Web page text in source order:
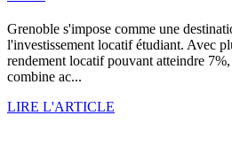
Grenoble s'impose comme une
l'investissement locatif étudiant. Avec
rendement locatif pouvant atteindre
combine ac...
LIRE L'ARTICLE